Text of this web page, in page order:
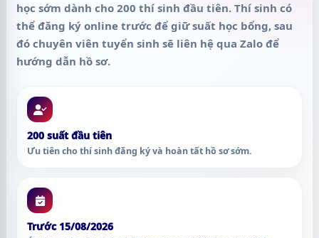
học sớm dành cho 200 thí sinh đầu tiên. Thí sinh có
thể đăng ký online trước để giữ suất học bổng, sau
đó chuyên viên tuyển sinh sẽ liên hệ qua Zalo để
hướng dẫn hồ sơ.
200 suất đầu tiên
Ưu tiên cho thí sinh đăng ký và hoàn tất hồ sơ sớm.
Trước 15/08/2026